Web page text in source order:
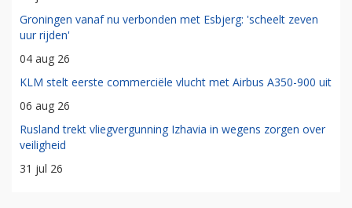
Groningen vanaf nu verbonden met Esbjerg: 'scheelt zeven
uur rijden'
04 aug 26
KLM stelt eerste commerciële vlucht met Airbus A350-900 uit
06 aug 26
Rusland trekt vliegvergunning Izhavia in wegens zorgen over
veiligheid
31 jul 26